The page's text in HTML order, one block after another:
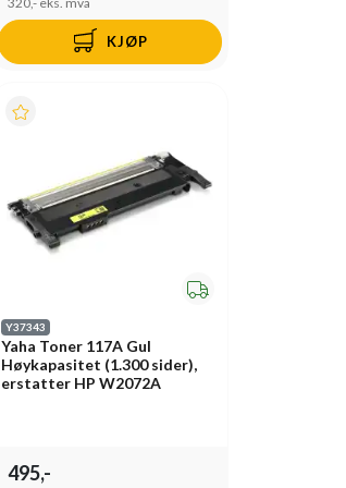
KJØP
Y37343
Yaha Toner 117A Gul
Høykapasitet (1.300 sider),
erstatter HP W2072A
495,-